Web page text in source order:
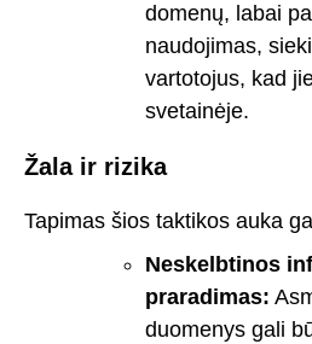
domenų, labai
naudojimas,
vartotojus, kad
svetainėje.
Žala ir rizika
Tapimas šios taktikos auka
Neskelbtinos
praradimas:
duomenys gali